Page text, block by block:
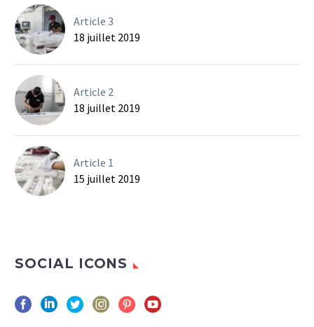
Article 3
18 juillet 2019
Article 2
18 juillet 2019
Article 1
15 juillet 2019
SOCIAL ICONS